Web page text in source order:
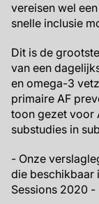
vereisen wel
snelle inclusie
Dit is de
van een
en omega-3
primaire AF
toon gezet voor
substudies in
- Onze
die beschikbaar
Sessions 2020 -